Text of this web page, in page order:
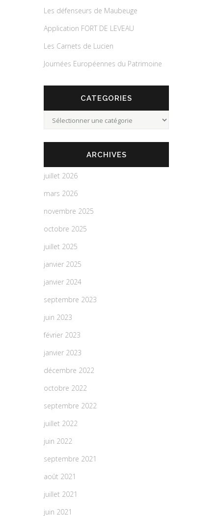
Les défenseurs de Maubeuge
Application FORT DE LEVEAU
Les Carnets de Lucien
Journées Européennes du Patrimoine
CATEGORIES
Categories
ARCHIVES
juillet 2026
mars 2026
novembre 2025
octobre 2025
juillet 2025
janvier 2025
janvier 2024
septembre 2023
juin 2023
février 2023
janvier 2023
décembre 2022
octobre 2022
septembre 2022
juillet 2022
juin 2022
septembre 2021
août 2021
juillet 2021
juin 2021